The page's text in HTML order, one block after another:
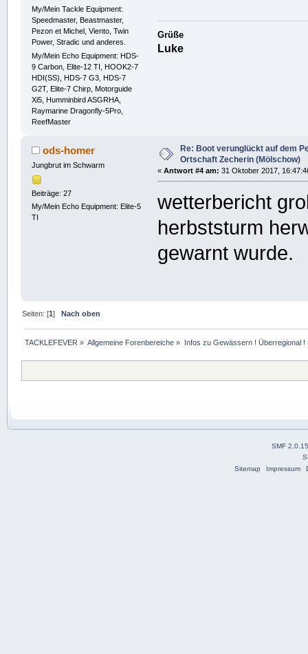
My/Mein Tackle Equipment:
Speedmaster, Beastmaster,
Pezon et Michel, Viento, Twin
Power, Stradic und anderes.
My/Mein Echo Equipment: HDS-
9 Carbon, Elite-12 TI, HOOK2-7
HDI(SS), HDS-7 G3, HDS-7
G2T, Elite-7 Chirp, Motorguide
Xi5, Humminbird ASGRHA,
Raymarine Dragonfly-5Pro,
ReefMaster
Grüße
Luke
ods-homer
Jungbrut im Schwarm
Beiträge: 27
My/Mein Echo Equipment: Elite-5
TI
Re: Boot verunglückt auf dem
Ortschaft Zecherin (Mölschow)
«Antwort #4 am: 31 Oktober 2017,
wetterbericht
herbststurm
gewarnt wurde.
Seiten: [1]Nach oben
TACKLEFEVER » Allgemeine Forenbereiche » Infos zu Gewässern ! Überregional !
SMF 2.0.15
Sitemap
Impressum